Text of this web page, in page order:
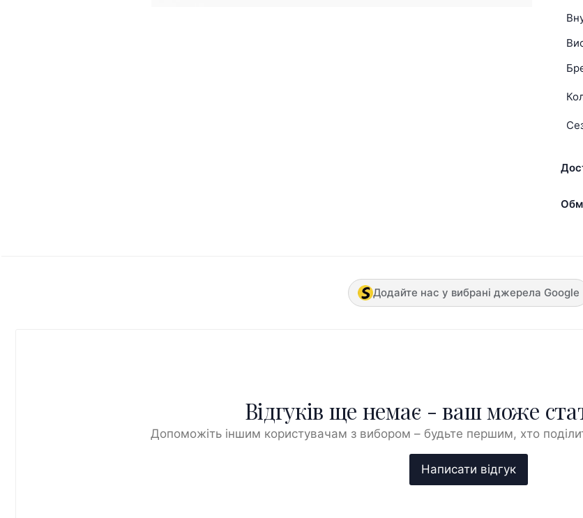
Додайте нас у вибрані джерела Google
Відгуків ще немає - ваш може
Допоможіть іншим користувачам з вибором – будьте першим, хто